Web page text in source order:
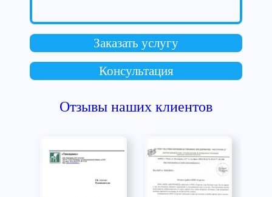
Заказать услугу
Консультация
Отзывы наших клиентов